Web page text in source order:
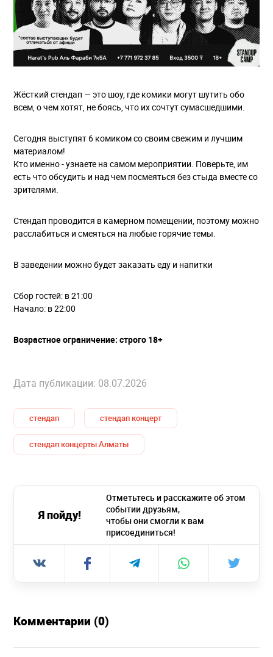
Жёсткий стендап — это шоу, где комики могут шутить обо
всем, о чем хотят, не боясь, что их сочтут сумасшедшими.
Сегодня выступят 6 комиком со своим свежим и лучшим
материалом!
Кто именно - узнаете на самом мероприятии. Поверьте, им
есть что обсудить и над чем посмеяться без стыда вместе со
зрителями.
Стендап проводится в камерном помещении, поэтому можно
расслабиться и смеяться на любые горячие темы.
В заведении можно будет заказать еду и напитки
Сбор гостей: в 21:00
Начало: в 22:00
Возрастное ограничение: строго 18+
Дата публикации: 08.07.2026
стендап стендап концерт
стендап концерты Алматы
Я пойду!
Отметьтесь и расскажите об этом
событии друзьям,
чтобы они смогли к вам
присоединиться!
Комментарии (0)